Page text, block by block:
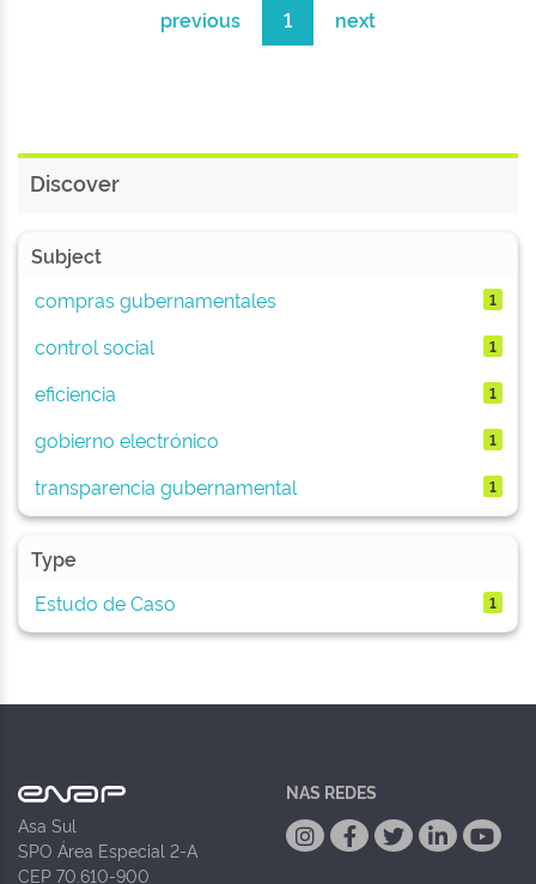
previous 1 next
Discover
Subject
compras gubernamentales
1
control social 1
eficiencia 1
gobierno electrónico 1
transparencia gubernamental 1
Type
Estudo de Caso
1
Asa Sul
SPO Área Especial 2-A
CEP 70.610-900
NAS REDES